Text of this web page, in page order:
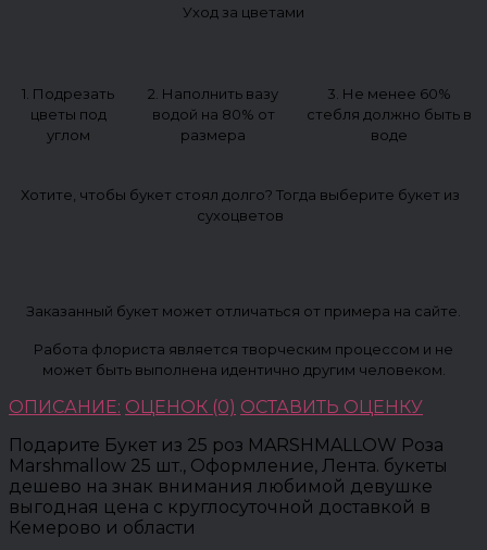
Уход за цветами
1. Подрезать
цветы под
углом
2. Наполнить вазу
водой на 80% от
размера
3. Не менее 60%
стебля должно быть в
воде
Хотите, чтобы букет стоял долго? Тогда выберите букет из
сухоцветов
Заказанный букет может отличаться от примера на сайте.
Работа флориста является творческим процессом и не
может быть выполнена идентично другим человеком.
ОПИСАНИЕ: ОЦЕНОК (0) ОСТАВИТЬ ОЦЕНКУ
Подарите Букет из 25 роз MARSHMALLOW Роза
Marshmallow 25 шт., Оформление, Лента. букеты
дешево на знак внимания любимой девушке
выгодная цена с круглосуточной доставкой в
Кемерово и области